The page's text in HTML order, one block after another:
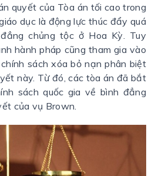
quyết của Tòa án tối cao trong
dục là động lực thúc đẩy quá
chủng tộc ở Hoa Kỳ. Tuy
hành pháp cũng tham gia vào
sách xóa bỏ nạn phân biệt
này. Từ đó, các tòa án đã bắt
sách quốc gia về bình đẳng
của vụ Brown.